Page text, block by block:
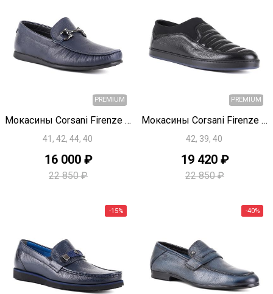
-15%
Быстрый просмотр Мокасины Corsani Firenze U1145
41, 42, 44, 40
16 000 ₽
22 850 ₽
Быстрый просмотр Мокасины Corsani Firenze U1142
42, 39, 40
19 420 ₽
22 850 ₽